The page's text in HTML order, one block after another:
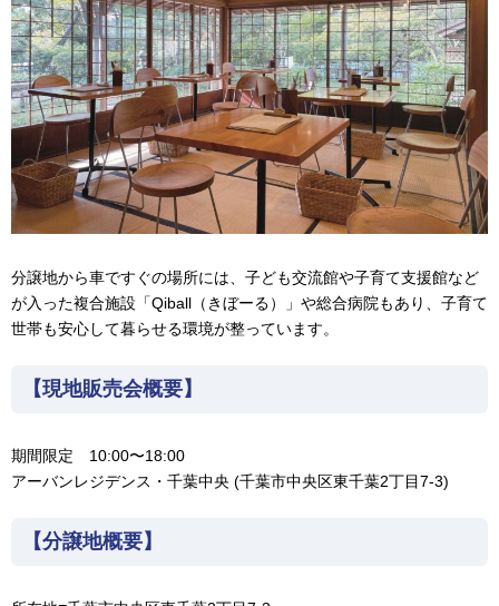
分譲地から車ですぐの場所には、子ども交流館や子育て支援館など
が入った複合施設「Qiball（きぼーる）」や総合病院もあり、子育て
世帯も安心して暮らせる環境が整っています。
【現地販売会概要】
期間限定 10:00〜18:00
アーバンレジデンス・千葉中央 (千葉市中央区東千葉2丁目7-3)
【分譲地概要】